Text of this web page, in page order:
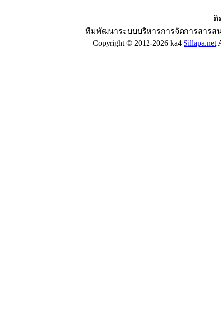
ติ
ทีมพัฒนาระบบบริหารการจัดการสารส
Copyright © 2012-2026 ka4 Sillapa.net